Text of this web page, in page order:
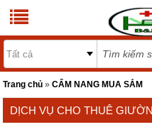
Trang chủ »CẨM NANG MUA SẮM
DỊCH VỤ CHO THUÊ